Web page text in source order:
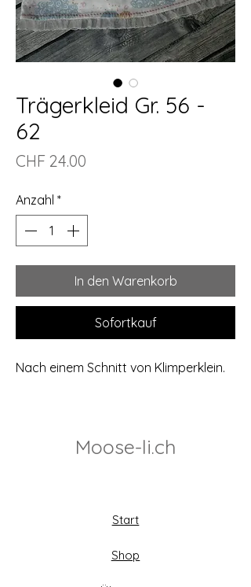
Trägerkleid Gr. 56 -
62
CHF 24.00
Anzahl *
In den Warenkorb
Sofortkauf
Nach einem Schnitt von Klimperklein.
Moose-li.ch
Start
Shop